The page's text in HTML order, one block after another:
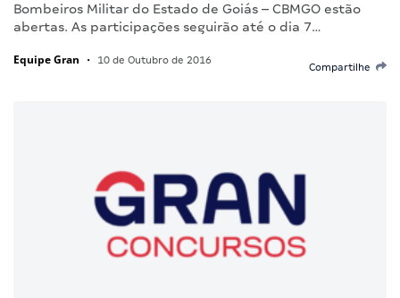
Bombeiros Militar do Estado de Goiás – CBMGO estão
abertas. As participações seguirão até o dia 7…
Equipe Gran • 10 de Outubro de 2016
Compartilhe